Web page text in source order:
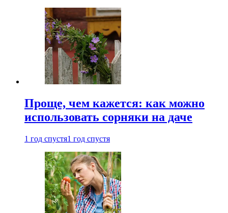
Проще, чем кажется: как можно
использовать сорняки на даче
1 год спустя1 год спустя